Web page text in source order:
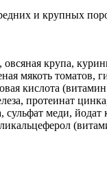
и крупных
крупа,
мякоть
кислота
протеинат
меди,